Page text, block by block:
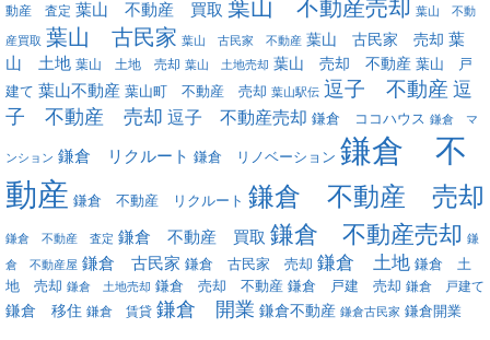
動産 査定 葉山 不動産 買取 葉山 不動産売却 葉山 不動
産買取 葉山 古民家 葉山 古民家 不動産 葉山 古民家 売却 葉
山 土地 葉山 土地 売却 葉山 土地売却 葉山 売却 不動産 葉山 戸
建て 葉山不動産 葉山町 不動産 売却 葉山駅伝 逗子 不動産 逗
子 不動産 売却 逗子 不動産売却 鎌倉 ココハウス 鎌倉 マ
ンション 鎌倉 リクルート 鎌倉 リノベーション 鎌倉 不
動産 鎌倉 不動産 リクルート 鎌倉 不動産 売却
鎌倉 不動産 査定 鎌倉 不動産 買取 鎌倉 不動産売却 鎌
倉 不動産屋 鎌倉 古民家 鎌倉 古民家 売却 鎌倉 土地 鎌倉 土
地 売却 鎌倉 土地売却 鎌倉 売却 不動産 鎌倉 戸建 売却 鎌倉 戸建て
鎌倉 移住 鎌倉 賃貸 鎌倉 開業 鎌倉不動産 鎌倉古民家 鎌倉開業